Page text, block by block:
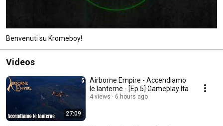
Benvenuti su Kromeboy!
Videos
27:09
Airborne Empire - Accendiamo
le lanterne - [Ep 5] Gameplay Ita
4 views 6 hours ago